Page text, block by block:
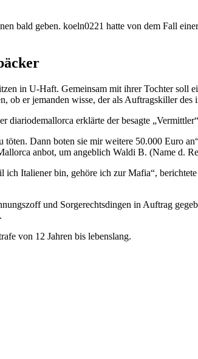
bald geben. koeln0221 hatte von dem Fall
in U-Haft. Gemeinsam mit ihrer Tochter soll
ob er jemanden wisse, der als Auftragskiller
erklärte der besagte
Dann boten sie mir weitere 50.000 Euro
anbot, um angeblich Waldi B. (Name d.
Italiener bin, gehöre ich zur Mafia“,
und Sorgerechtsdingen in Auftrag
von 12 Jahren bis lebenslang.